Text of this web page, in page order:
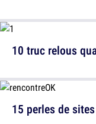
10 truc relous
15 perles de